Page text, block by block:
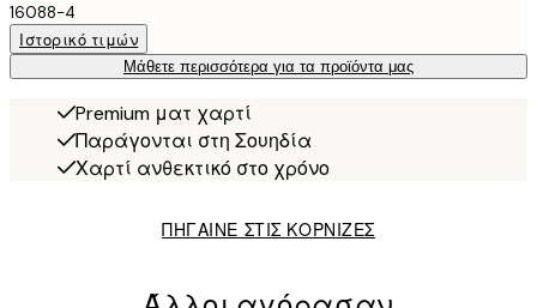
16088-4
Ιστορικό τιμών
Μάθετε περισσότερα για τα προϊόντα μας
Premium ματ χαρτί
Παράγονται στη Σουηδία
Χαρτί ανθεκτικό στο χρόνο
ΠΗΓΑΙΝΕ ΣΤΙΣ ΚΟΡΝΙΖΕΣ